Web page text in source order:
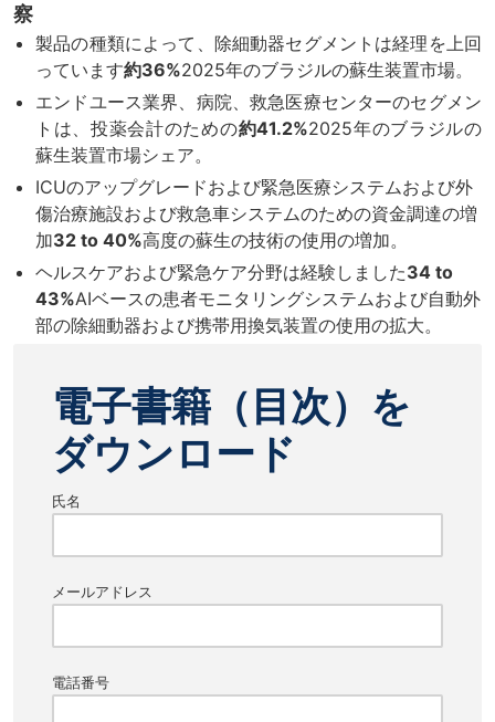
察
製品の種類によって、除細動器セグメントは経理を上回
っています約36%2025年のブラジルの蘇生装置市場。
エンドユース業界、病院、救急医療センターのセグメン
トは、投薬会計のための約41.2%2025年のブラジルの
蘇生装置市場シェア。
ICUのアップグレードおよび緊急医療システムおよび外
傷治療施設および救急車システムのための資金調達の増
加32 to 40%高度の蘇生の技術の使用の増加。
ヘルスケアおよび緊急ケア分野は経験しました34 to
43%AIベースの患者モニタリングシステムおよび自動外
部の除細動器および携帯用換気装置の使用の拡大。
電子書籍（目次）を
ダウンロード
氏名
メールアドレス
電話番号